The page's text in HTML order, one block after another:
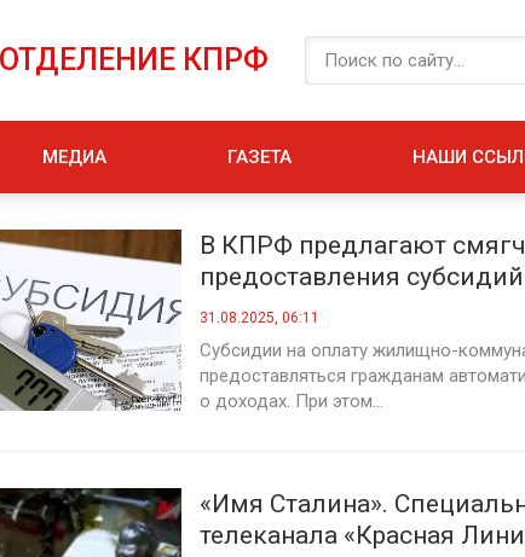
КПРФ
МЕДИА ГАЗЕТА НАШИ
В КПРФ предлагают
предоставления
коммунальным услугам
31.08.2025, 06:11
Субсидии на оплату жилищно-
предоставляться гражданам
о доходах. При этом...
«Имя Сталина».
телеканала «Красная